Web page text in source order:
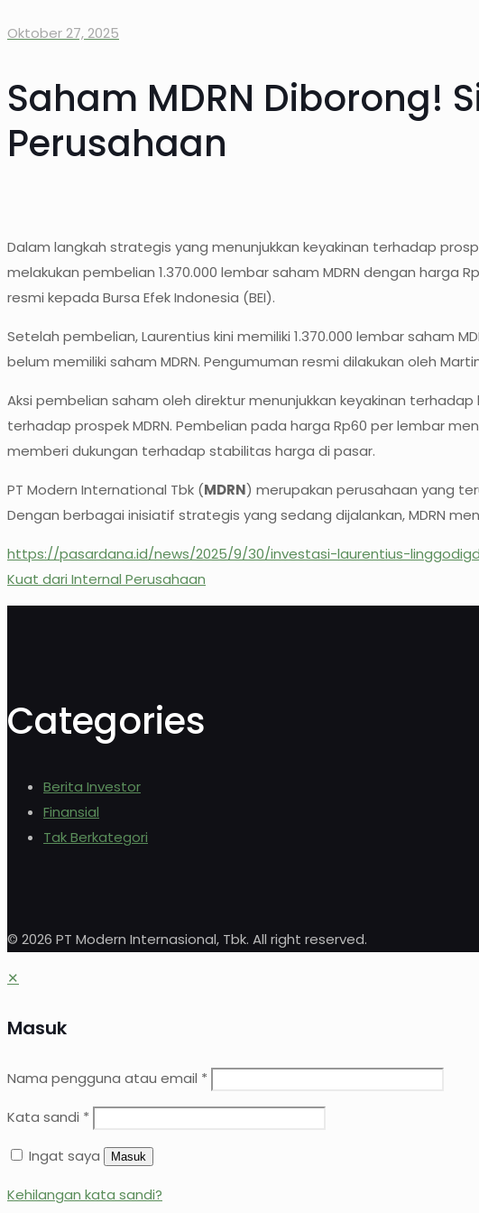
Oktober 27, 2025
Saham MDRN Diborong!
Perusahaan
Dalam langkah strategis yang menunjukkan keyakinan terhadap
melakukan pembelian 1.370.000 lembar saham MDRN dengan harga
resmi kepada Bursa Efek Indonesia (BEI).
Setelah pembelian, Laurentius kini memiliki 1.370.000 lembar saham
belum memiliki saham MDRN. Pengumuman resmi dilakukan oleh
Aksi pembelian saham oleh direktur menunjukkan keyakinan
terhadap prospek MDRN. Pembelian pada harga Rp60 per lembar
memberi dukungan terhadap stabilitas harga di pasar.
PT Modern International Tbk (MDRN) merupakan perusahaan yang
Dengan berbagai inisiatif strategis yang sedang dijalankan, MDRN
https://pasardana.id/news/2025/9/30/investasi-laurentius-
Kuat dari Internal Perusahaan
Categories
Berita Investor
Finansial
Tak Berkategori
© 2026 PT Modern Internasional, Tbk. All right reserved.
✕
Masuk
Nama pengguna atau email *
Kata sandi *
Ingat saya Masuk
Kehilangan kata sandi?